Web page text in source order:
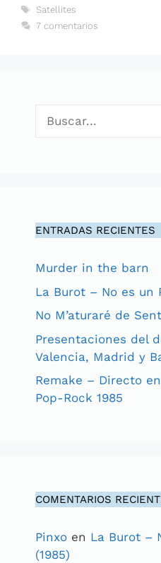
Etiquetas
Satellites
7 comentarios
ENTRADAS RECIENTES
Murder in the barn
La Burot – No es un
No M’aturaré de
Presentaciones del
Valencia, Madrid y
Remake – Directo
Pop-Rock 1985
COMENTARIOS
Pinxo en La Burot –
(1985)